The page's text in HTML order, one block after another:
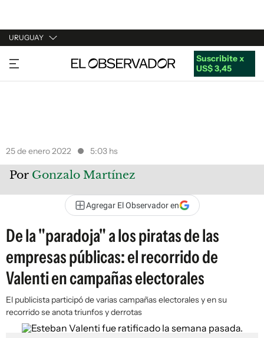
URUGUAY
URUGUAY
ARGENTINA
Suscribite x
US$ 3,45
25 de enero 2022 5:03 hs
Por Gonzalo Martínez
Agregar El Observador en
De la "paradoja" a los piratas de las
empresas públicas: el recorrido de
Valenti en campañas electorales
El publicista participó de varias campañas electorales y en su
recorrido se anota triunfos y derrotas